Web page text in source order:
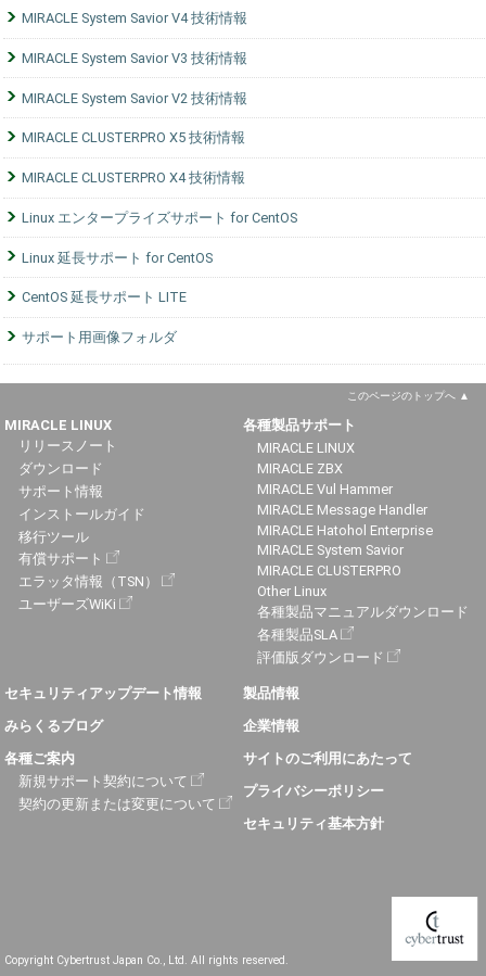
MIRACLE System Savior V4 技術情報
MIRACLE System Savior V3 技術情報
MIRACLE System Savior V2 技術情報
MIRACLE CLUSTERPRO X5 技術情報
MIRACLE CLUSTERPRO X4 技術情報
Linux エンタープライズサポート for CentOS
Linux 延長サポート for CentOS
CentOS 延長サポート LITE
サポート用画像フォルダ
このページのトップへ
MIRACLE LINUX
リリースノート
ダウンロード
サポート情報
インストールガイド
移行ツール
有償サポート
エラッタ情報（TSN）
ユーザーズWiKi
各種製品サポート
MIRACLE LINUX
MIRACLE ZBX
MIRACLE Vul Hammer
MIRACLE Message Handler
MIRACLE Hatohol Enterprise
MIRACLE System Savior
MIRACLE CLUSTERPRO
Other Linux
各種製品マニュアルダウンロード
各種製品SLA
評価版ダウンロード
セキュリティアップデート情報
みらくるブログ
各種ご案内
新規サポート契約について
契約の更新または変更について
製品情報
企業情報
サイトのご利用にあたって
プライバシーポリシー
セキュリティ基本方針
Copyright Cybertrust Japan Co., Ltd. All rights reserved.